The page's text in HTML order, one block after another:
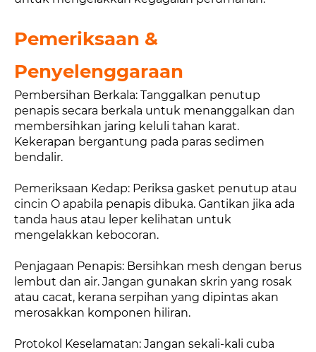
Pemeriksaan &
Penyelenggaraan
Pembersihan Berkala: Tanggalkan penutup
penapis secara berkala untuk menanggalkan dan
membersihkan jaring keluli tahan karat.
Kekerapan bergantung pada paras sedimen
bendalir.
Pemeriksaan Kedap: Periksa gasket penutup atau
cincin O apabila penapis dibuka. Gantikan jika ada
tanda haus atau leper kelihatan untuk
mengelakkan kebocoran.
Penjagaan Penapis: Bersihkan mesh dengan berus
lembut dan air. Jangan gunakan skrin yang rosak
atau cacat, kerana serpihan yang dipintas akan
merosakkan komponen hiliran.
Protokol Keselamatan: Jangan sekali-kali cuba